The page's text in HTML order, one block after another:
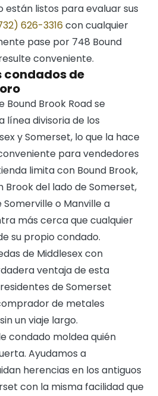
listos para evaluar sus
626-3316con cualquier
pase por 748 Bound
conveniente.
condados de
Bound Brook Road se
línea divisoria de los
y Somerset, lo que la hace
para vendedores
limita con Bound Brook,
Brook del lado de Somerset,
o Manville a
más cerca que cualquier
su propio condado.
de Middlesex con
ventaja de esta
de Somerset
de metales
un viaje largo.
condado moldea quién
Ayudamos a
herencias en los antiguos
con la misma facilidad que